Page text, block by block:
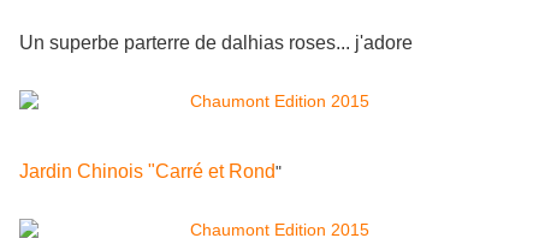
Un superbe parterre de dalhias roses... j'adore
Jardin Chinois "Carré et Rond"